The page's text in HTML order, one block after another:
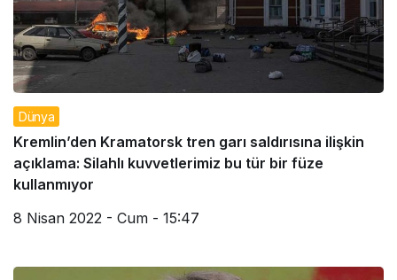
Dünya
Kremlin’den Kramatorsk tren garı saldırısına ilişkin
açıklama: Silahlı kuvvetlerimiz bu tür bir füze
kullanmıyor
8 Nisan 2022 - Cum - 15:47